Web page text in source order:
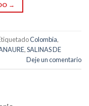
→
Colombia,
,SALINAS DE
Deje un comentario